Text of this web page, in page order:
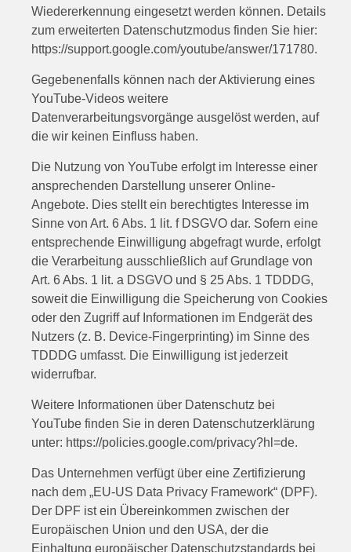
Wiedererkennung eingesetzt werden können. Details
zum erweiterten Datenschutzmodus finden Sie hier:
https://support.google.com/youtube/answer/171780.
Gegebenenfalls können nach der Aktivierung eines
YouTube-Videos weitere
Datenverarbeitungsvorgänge ausgelöst werden, auf
die wir keinen Einfluss haben.
Die Nutzung von YouTube erfolgt im Interesse einer
ansprechenden Darstellung unserer Online-
Angebote. Dies stellt ein berechtigtes Interesse im
Sinne von Art. 6 Abs. 1 lit. f DSGVO dar. Sofern eine
entsprechende Einwilligung abgefragt wurde, erfolgt
die Verarbeitung ausschließlich auf Grundlage von
Art. 6 Abs. 1 lit. a DSGVO und § 25 Abs. 1 TDDDG,
soweit die Einwilligung die Speicherung von Cookies
oder den Zugriff auf Informationen im Endgerät des
Nutzers (z. B. Device-Fingerprinting) im Sinne des
TDDDG umfasst. Die Einwilligung ist jederzeit
widerrufbar.
Weitere Informationen über Datenschutz bei
YouTube finden Sie in deren Datenschutzerklärung
unter: https://policies.google.com/privacy?hl=de.
Das Unternehmen verfügt über eine Zertifizierung
nach dem „EU-US Data Privacy Framework“ (DPF).
Der DPF ist ein Übereinkommen zwischen der
Europäischen Union und den USA, der die
Einhaltung europäischer Datenschutzstandards bei